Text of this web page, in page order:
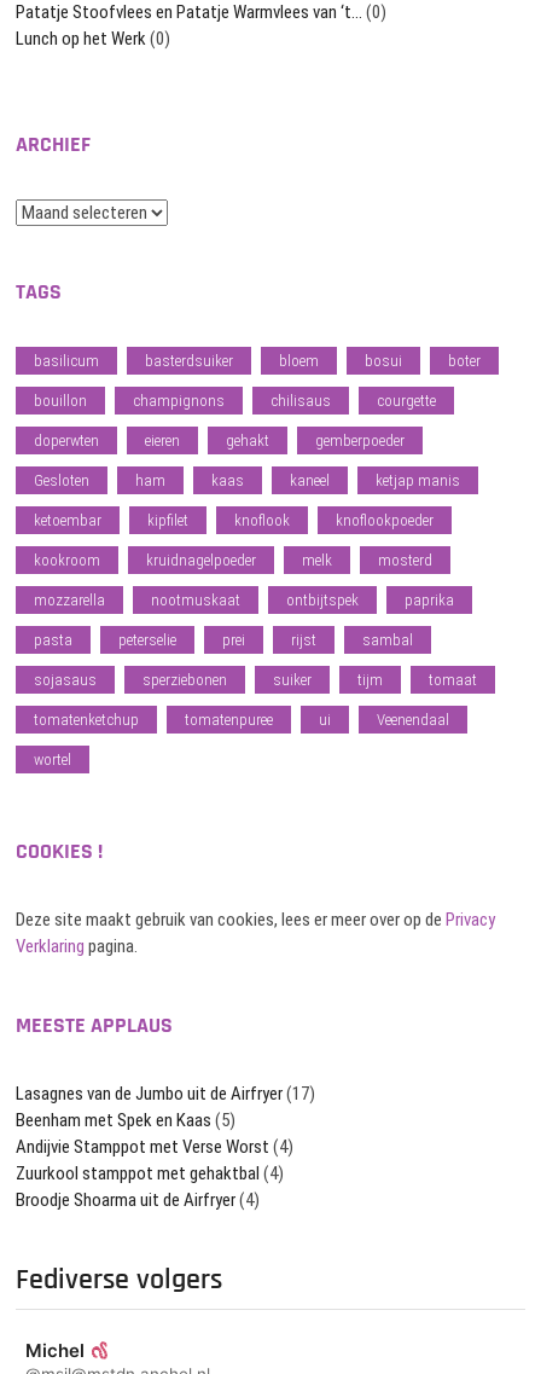
Patatje Stoofvlees en Patatje Warmvlees van ‘t… (0)
Lunch op het Werk(0)
ARCHIEF
Archief
TAGS
basilicum basterdsuiker bloem bosui boter
bouillon champignons chilisaus courgette
doperwten eieren gehakt gemberpoeder
Gesloten ham kaas kaneel ketjap manis
ketoembar kipfilet knoflook knoflookpoeder
kookroom kruidnagelpoeder melk mosterd
mozzarella nootmuskaat ontbijtspek paprika
pasta peterselie prei rijst sambal
sojasaus sperziebonen suiker tijm tomaat
tomatenketchup tomatenpuree ui Veenendaal
wortel
COOKIES !
Deze site maakt gebruik van cookies, lees er meer over op dePrivacy
Verklaring pagina.
MEESTE APPLAUS
Lasagnes van de Jumbo uit de Airfryer(17)
Beenham met Spek en Kaas (5)
Andijvie Stamppot met Verse Worst (4)
Zuurkool stamppot met gehaktbal (4)
Broodje Shoarma uit de Airfryer(4)
Fediverse volgers
Michel